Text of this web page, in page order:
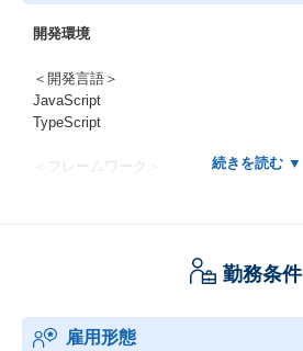
開発環境
＜開発言語＞
JavaScript
TypeScript
＜フレームワーク＞
GCP（Google Cloud Platform）
AWS(Amazon Web Service）
＜データベース＞
MySQL
勤務条件
雇用形態